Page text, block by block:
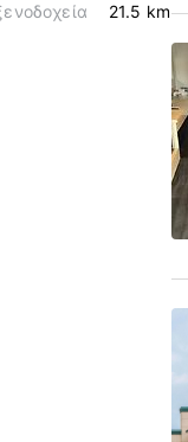
21.5 km